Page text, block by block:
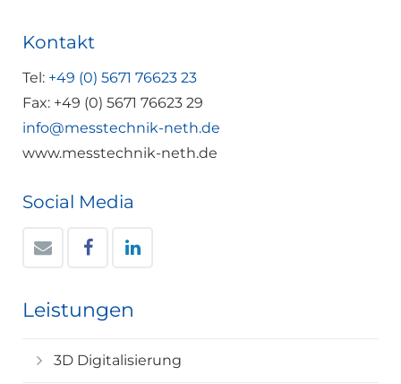
Kontakt
Tel: +49 (0) 5671 76623 23
Fax: +49 (0) 5671 76623 29
info@messtechnik-neth.de
www.messtechnik-neth.de
Social Media
Leistungen
3D Digitalisierung